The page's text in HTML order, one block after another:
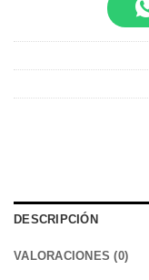
DESCRIPCIÓN
VALORACIONES (0)